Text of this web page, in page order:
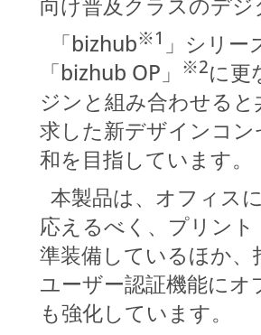
「bizhub※1 」シリ
「bizhub OP」 ※2に更
ジンと組み合わせる
求した新デザインコ
和を目指しています。
本製品は、オフィス
応えるべく、プリン
準装備しているほか、
ユーザー認証機能に
も強化しています。